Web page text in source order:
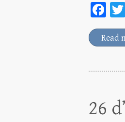
Fa
ce
bo
Read
26